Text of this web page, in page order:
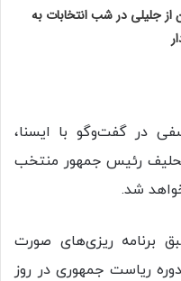
جلیلی در شب انتخابات به
در گفت‌وگو با ایسنا،
رئیس جمهور منتخب
خواهد شد.
برنامه ریزی‌های صورت
ریاست جمهوری در روز